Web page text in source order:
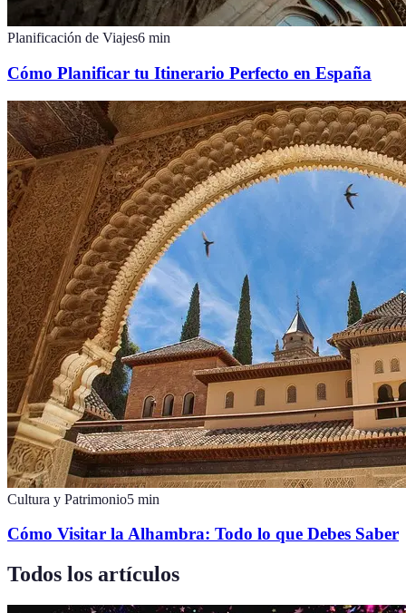
Planificación de Viajes6 min
Cómo Planificar tu Itinerario Perfecto en España
Cultura y Patrimonio5 min
Cómo Visitar la Alhambra: Todo lo que Debes Saber
Todos los artículos